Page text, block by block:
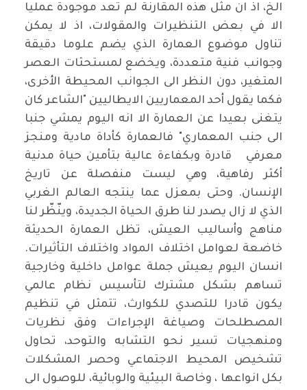
الخ، اذ ان مثل هذه المقارنة لم تعد موجودة عمليا
الا في بعض التنظيرات والمقولات، اذ لا يمكن
تناول موضوع العمارة الذي يضم علوما دقيقة
وجوانب فنية متعددة، ويخضع لمستحثات العصر
المتغير، دون النظر الى الجوانب المحيطة الأخرى،
فكما يقول أحد المعماريين الايطاليين "الشاعر كان
يتغنى بعيدا عن العمارة الا انه اليوم يمشي جنبا
الى جنب المعماري" فالعمارة كأداة مادية ومنجز
معرفي قادرة وبكفاءة عالية بتأمين حياة مدنية
أكثر رفاهية، وهي ليست منفصلة عن تاريخ
الإنسان. وحتى بمعزل عما ينتجه العالم الغربي
الذي لا زال يصدر لنا طرق الحياة الجديدة، وينّظّر لنا
مناهج وأساليب العيش، تظل العمارة الحديثة
خاضعة لعوامل اختلاف المواد واختلاف التأثيرات.
انسان اليوم يعيش جملة عوامل داخلية وخارجية
تساهم بشكل مشترك لتأسيس نظام عالمي
يكون قادرا للتصدي للكوارث، تتمثل في تنظيم
المصطلحات وصياغة الإجراءات وفق نظريات
ومنهجيات تسير نحو التشابه والتوحد، تحاول
تشخيص المحيط الاجتماعي وحصر المشكلات
بكل انواعها ، وخاصة البيئية والوبائية، للوصول الى